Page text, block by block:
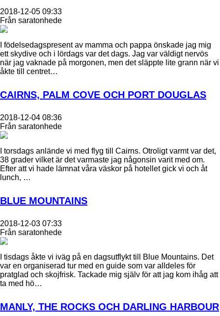
2018-12-05 09:33
Från saratonhede
I födelsedagspresent av mamma och pappa önskade jag mig
ett skydive och i lördags var det dags. Jag var väldigt nervös
när jag vaknade på morgonen, men det släppte lite grann när vi
åkte till centret…
CAIRNS, PALM COVE OCH PORT DOUGLAS
2018-12-04 08:36
Från saratonhede
I torsdags anlände vi med flyg till Cairns. Otroligt varmt var det,
38 grader vilket är det varmaste jag någonsin varit med om.
Efter att vi hade lämnat våra väskor på hotellet gick vi och åt
lunch, …
BLUE MOUNTAINS
2018-12-03 07:33
Från saratonhede
I tisdags åkte vi iväg på en dagsutflykt till Blue Mountains. Det
var en organiserad tur med en guide som var alldeles för
pratglad och skojfrisk. Tackade mig själv för att jag kom ihåg att
ta med hö…
MANLY, THE ROCKS OCH DARLING HARBOUR